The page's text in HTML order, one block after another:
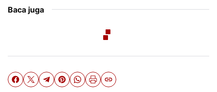
Baca juga